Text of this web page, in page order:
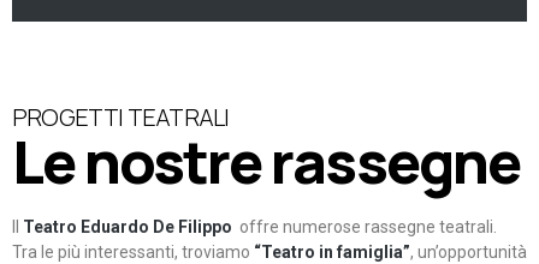
PROGETTI TEATRALI
Le nostre rassegne
Teatro Eduardo De Filippo offre numerose rassegne teatrali.
Tra le più interessanti, troviamo “Teatro in famiglia”, un’opportunità